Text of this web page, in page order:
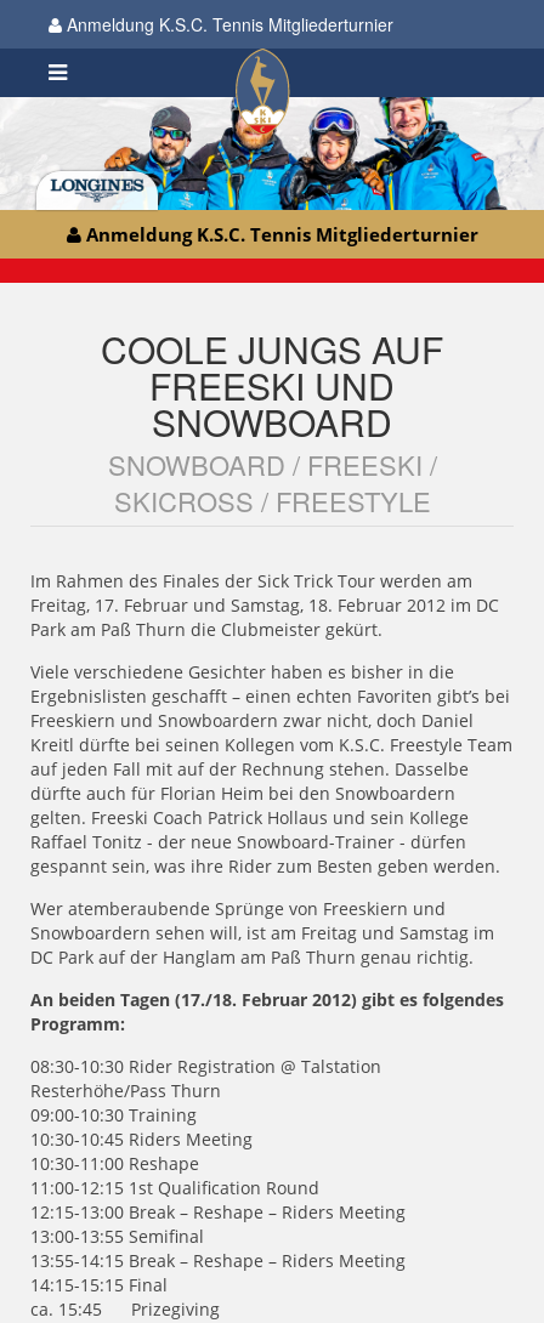
Anmeldung K.S.C. Tennis Mitgliederturnier
Anmeldung K.S.C. Tennis Mitgliederturnier
COOLE JUNGS AUF
FREESKI UND
SNOWBOARD
SNOWBOARD / FREESKI /
SKICROSS / FREESTYLE
Im Rahmen des Finales der Sick Trick Tour werden am
Freitag, 17. Februar und Samstag, 18. Februar 2012 im DC
Park am Paß Thurn die Clubmeister gekürt.
Viele verschiedene Gesichter haben es bisher in die
Ergebnislisten geschafft – einen echten Favoriten gibt’s bei
Freeskiern und Snowboardern zwar nicht, doch Daniel
Kreitl dürfte bei seinen Kollegen vom K.S.C. Freestyle Team
auf jeden Fall mit auf der Rechnung stehen. Dasselbe
dürfte auch für Florian Heim bei den Snowboardern
gelten. Freeski Coach Patrick Hollaus und sein Kollege
Raffael Tonitz - der neue Snowboard-Trainer - dürfen
gespannt sein, was ihre Rider zum Besten geben werden.
Wer atemberaubende Sprünge von Freeskiern und
Snowboardern sehen will, ist am Freitag und Samstag im
DC Park auf der Hanglam am Paß Thurn genau richtig.
An beiden Tagen (17./18. Februar 2012) gibt es folgendes
Programm:
08:30-10:30 Rider Registration @ Talstation
Resterhöhe/Pass Thurn
09:00-10:30 Training
10:30-10:45 Riders Meeting
10:30-11:00 Reshape
11:00-12:15 1st Qualification Round
12:15-13:00 Break – Reshape – Riders Meeting
13:00-13:55 Semifinal
13:55-14:15 Break – Reshape – Riders Meeting
14:15-15:15 Final
ca. 15:45 Prizegiving